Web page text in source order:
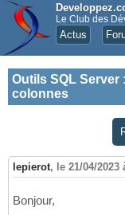
Le Club des
Actus
Outils SQL Server :
colonnes
lepierot, le 21/04/2023
Bonjour,